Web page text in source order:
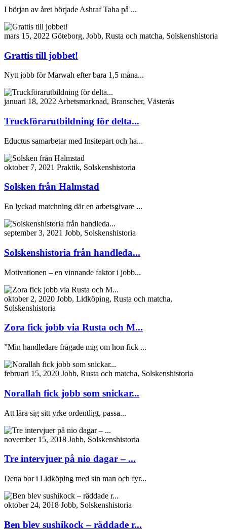
I början av året började Ashraf Taha på ...
mars 15, 2022 Göteborg, Jobb, Rusta och matcha, Solskenshistoria
Grattis till jobbet!
Nytt jobb för Marwah efter bara 1,5 måna...
januari 18, 2022 Arbetsmarknad, Branscher, Västerås
Truckförarutbildning för delta...
Eductus samarbetar med Insitepart och ha...
oktober 7, 2021 Praktik, Solskenshistoria
Solsken från Halmstad
En lyckad matchning där en arbetsgivare ...
september 3, 2021 Jobb, Solskenshistoria
Solskenshistoria från handleda...
Motivationen – en vinnande faktor i jobb...
oktober 2, 2020 Jobb, Lidköping, Rusta och matcha,
Solskenshistoria
Zora fick jobb via Rusta och M...
”Min handledare frågade mig om hon fick ...
februari 15, 2020 Jobb, Rusta och matcha, Solskenshistoria
Norallah fick jobb som snickar...
Att lära sig sitt yrke ordentligt, passa...
november 15, 2018 Jobb, Solskenshistoria
Tre intervjuer på nio dagar – ...
Dena bor i Lidköping med sin man och fyr...
oktober 24, 2018 Jobb, Solskenshistoria
Ben blev sushikock – räddade r...